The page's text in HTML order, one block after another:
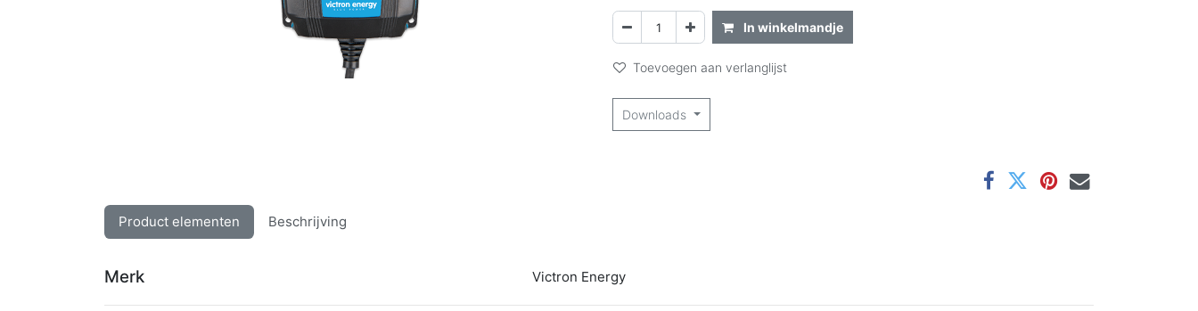
In winkelmandje
Toevoegen aan verlanglijst
Downloads
Product elementen Beschrijving
Merk Victron Energy